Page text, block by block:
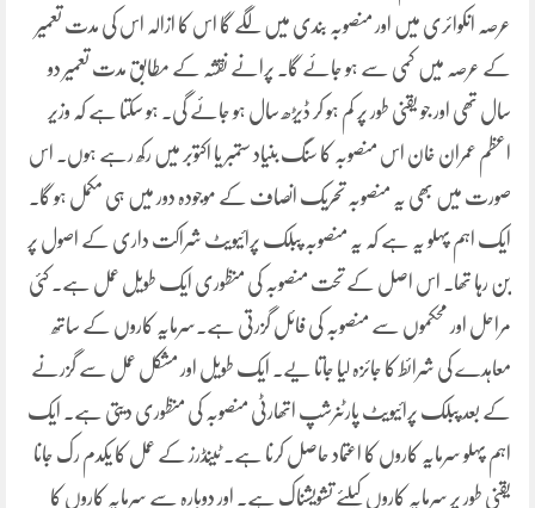
عرصہ انکوائری میں اور منصوبہ بندی میں لگے گا اس کا ازالہ اس کی مدت تعمیر
کے عرصہ میں کمی سے ہو جائے گا۔ پرانے نقشہ کے مطابق مدت تعمیر دو
سال تھی اور جو یقنی طور پر کم ہو کر ڈیڑھ سال ہو جائے گی۔ ہو سکتا ہے کہ وزیر
اعظم عمران خان اس منصوبہ کا سنگ بنیاد ستمبر یا اکتوبر میں رکھ رہے ہوں۔ اس
صورت میں بھی یہ منصوبہ تحریک انصاف کے موجودہ دور میں ہی مکمل ہو گا۔
ایک اہم پہلو یہ ہے کہ یہ منصوبہ پبلک پرائیویٹ شراکت داری کے اصول پر
بن رہا تھا۔ اس اصل کے تحت منصوبہ کی منظوری ایک طویل عمل ہے۔ کئی
مراحل اور محکموں سے منصوبہ کی فائل گزرتی ہے۔سرمایہ کاروں کے ساتھ
معاہدے کی شرائط کا جائزہ لیا جاتا یے۔ ایک طویل اور مشکل عمل سے گزرنے
کے بعد پبلک پرائیویٹ پارٹنرشپ اتھارٹی منصوبہ کی منظوری دیتی ہے۔ ایک
اہم پہلو سرمایہ کاروں کا اعتماد حاصل کرنا ہے۔ ٹینڈرز کے عمل کا یکدم رک جانا
یقنی طور پر سرمایہ کاروں کیلئے تشویشناک ہے۔ اور دوبارہ سے سرمایہ کاروں کا